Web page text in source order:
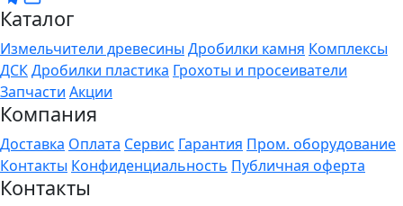
Каталог
Измельчители древесины Дробилки камня Комплексы
ДСКДробилки пластика Грохоты и просеиватели
Запчасти Акции
Компания
Доставка Оплата Сервис Гарантия Пром. оборудование
Контакты Конфиденциальность Публичная оферта
Контакты